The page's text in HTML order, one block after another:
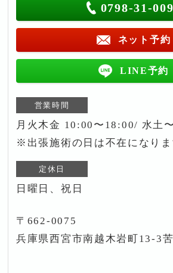
0798-31-
ネット予約
LINE予約
営業時間
月火木金 10:00〜18:00/ 水土
※出張施術の日は不在になりま
定休日
日曜日、祝日
〒662-0075
兵庫県西宮市南越木岩町13-3